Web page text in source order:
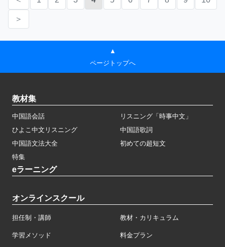
＞
▲
ページトップへ
教材集
中国語会話
リスニング「時事中文」
ひよこ中文リスニング
中国語歌詞
中国語文法大全
初めての超短文
特集
eラーニング
オンラインスクール
担任制・講師 教材・カリキュラム
学習メソッド 料金プラン